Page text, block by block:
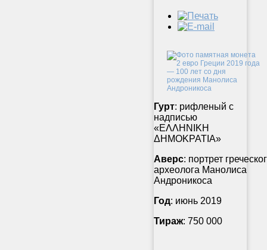
Гурт: рифленый с
надписью
«ΕΛΛΗΝΙΚΗ
ΔΗΜΟΚΡΑΤΙΑ»
Аверс: портрет
археолога Манолиса
Андроникоса
Год: июнь 2019
Тираж: 750 000